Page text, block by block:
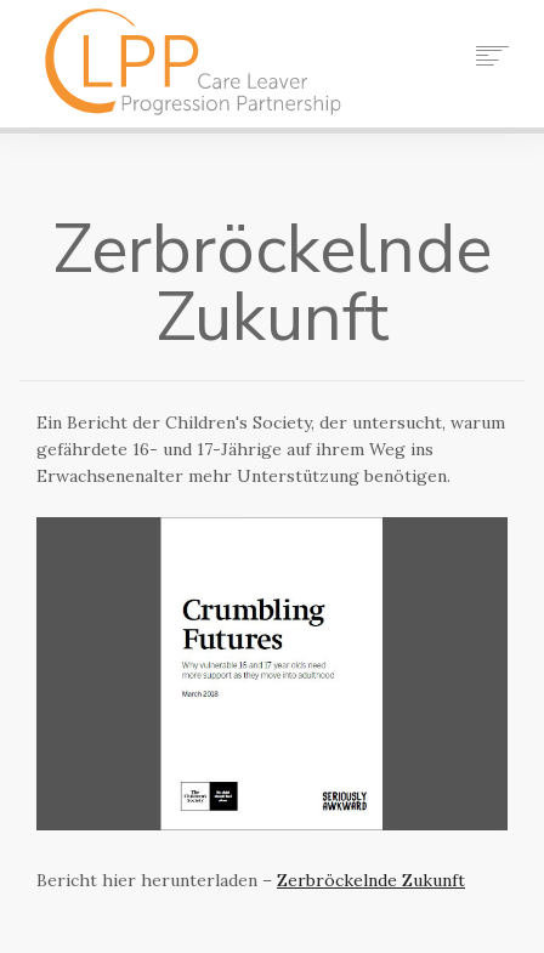
RESSOURCEN
SUCHEN
Zerbröckelnde
Zukunft
Ein Bericht der Children's Society, der untersucht, warum
gefährdete 16- und 17-Jährige auf ihrem Weg ins
Erwachsenenalter mehr Unterstützung benötigen.
Bericht hier herunterladen – Zerbröckelnde Zukunft